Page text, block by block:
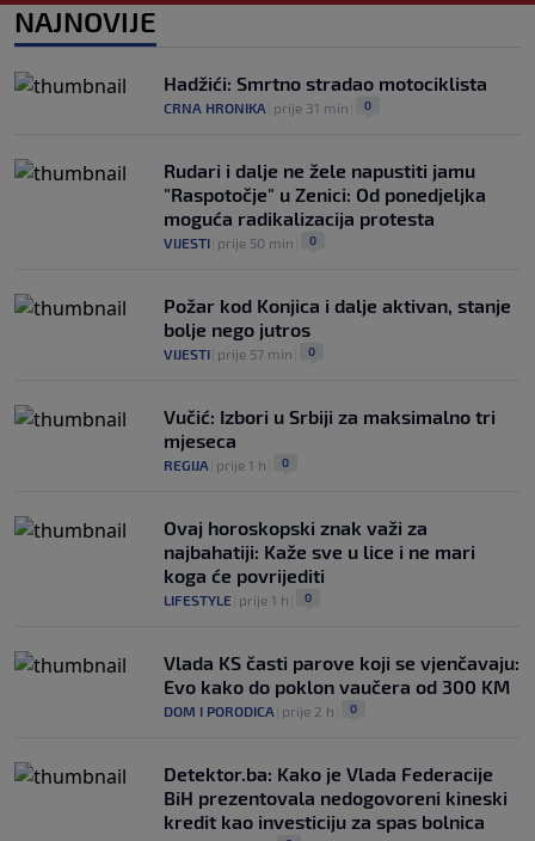
0
Reprezentativac Argentine stigao iz
Atlético Madrida
prije 2 h | 0
NAJNOVIJE
Hadžići: Smrtno stradao motociklista
CRNA HRONIKA prije 31 min 0
Rudari i dalje ne žele napustiti jamu
"Raspotočje" u Zenici: Od ponedjeljka
moguća radikalizacija protesta
VIJESTI prije 50 min 0
Požar kod Konjica i dalje aktivan, stanje
bolje nego jutros
VIJESTI prije 57 min 0
Vučić: Izbori u Srbiji za maksimalno tri
mjeseca
REGIJA prije 1 h 0
Ovaj horoskopski znak važi za
najbahatiji: Kaže sve u lice i ne mari
koga će povrijediti
LIFESTYLE prije 1 h 0
Vlada KS časti parove koji se vjenčavaju:
Evo kako do poklon vaučera od 300 KM
DOM I PORODICA prije 2 h 0
Detektor.ba: Kako je Vlada Federacije
BiH prezentovala nedogovoreni kineski
kredit kao investiciju za spas bolnica